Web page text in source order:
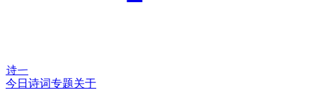
诗一
今日 诗词专题关于